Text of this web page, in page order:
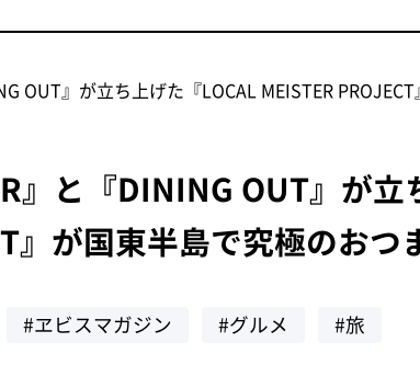
OUT』が立ち上げた『LOCAL MEISTER
』と『DINING OUT』が
』が国東半島で究極のおつ
#ヱビスマガジン #グルメ #旅